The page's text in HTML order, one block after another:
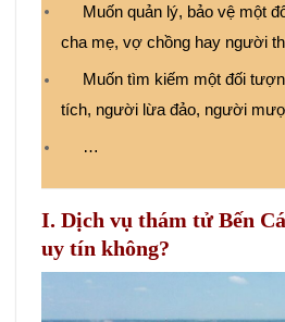
Muốn quản lý, bảo vệ một
cha mẹ, vợ chồng hay người
Muốn tìm kiếm một đối
tích, người lừa đảo, người
…
I. Dịch vụ thám tử Bến
uy tín không?